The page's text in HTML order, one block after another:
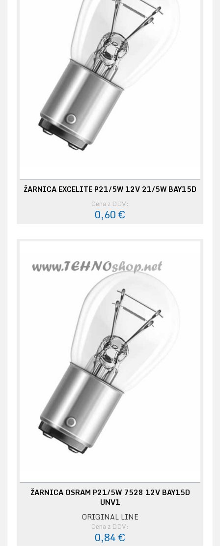
ŽARNICA EXCELITE P21/5W 12V 21/5W BAY15D
Cena z DDV:
0,60 €
ŽARNICA OSRAM P21/5W 7528 12V BAY15D
UNV1
ORIGINAL LINE
Cena z DDV:
0,84 €